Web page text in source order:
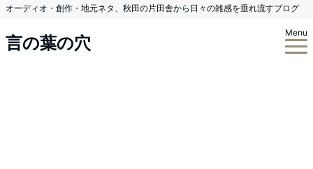
オーディオ・創作・地元ネタ、秋田の片田舎から日々の雑感を垂れ流すブログ
言の葉の穴
Menu